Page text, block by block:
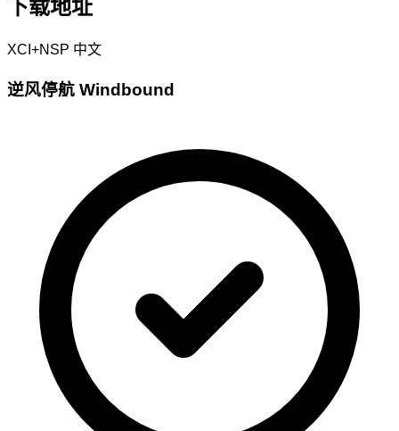
下载地址
XCI+NSP 中文
逆风停航 Windbound